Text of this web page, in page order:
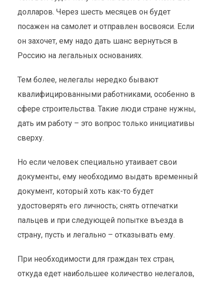
долларов. Через шесть месяцев он будет
посажен на самолет и отправлен восвояси. Если
он захочет, ему надо дать шанс вернуться в
Россию на легальных основаниях.
Тем более, нелегалы нередко бывают
квалифицированными работниками, особенно в
сфере строительства. Такие люди стране нужны,
дать им работу – это вопрос только инициативы
сверху.
Но если человек специально утаивает свои
документы, ему необходимо выдать временный
документ, который хоть как-то будет
удостоверять его личность; снять отпечатки
пальцев и при следующей попытке въезда в
страну, пусть и легально – отказывать ему.
При необходимости для граждан тех стран,
откуда едет наибольшее количество нелегалов,